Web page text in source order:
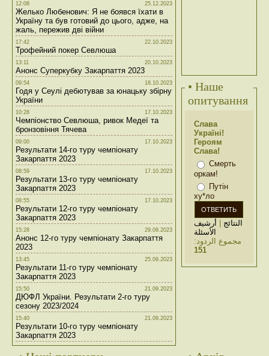
12:08 25.12.2023
Желько Любенович: Я не боявся їхати в
Україну та був готовий до цього, адже, на
жаль, пережив дві війни
17:42 22.10.2023
Трофейний покер Севлюша
13:11 20.10.2023
Анонс Суперкубку Закарпаття 2023
09:54 18.10.2023
Годя у Сеулі дебютував за юнацьку збірну
України
10:28 17.10.2023
Чемпіонство Севлюша, ривок Медеї та
бронзовіння Тячева
09:00 17.10.2023
Результати 14-го туру чемпіонату
Закарпаття 2023
08:59 17.10.2023
Результати 13-го туру чемпіонату
Закарпаття 2023
08:55 17.10.2023
Результати 12-го туру чемпіонату
Закарпаття 2023
15:28 29.09.2023
Анонс 12-го туру чемпіонату Закарпаття
2023
13:45 25.09.2023
Результати 11-го туру чемпіонату
Закарпаття 2023
15:50 21.09.2023
ДЮФЛ України. Результати 2-го туру
сезону 2023/2024
15:40 21.09.2023
Результати 10-го туру чемпіонату
Закарпаття 2023
• Наше
опитування
Слава
Україні!
Героям
Слава!
Смерть
оркам!
Путін
ху*ло
النتائج | أرشيف
الأسئلة
مجموع الردود:
151